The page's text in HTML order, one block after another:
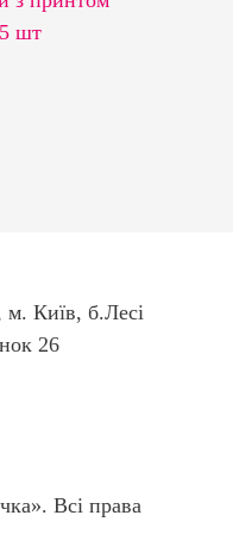
шт
м. Київ, б.Лесі
26
Всі права